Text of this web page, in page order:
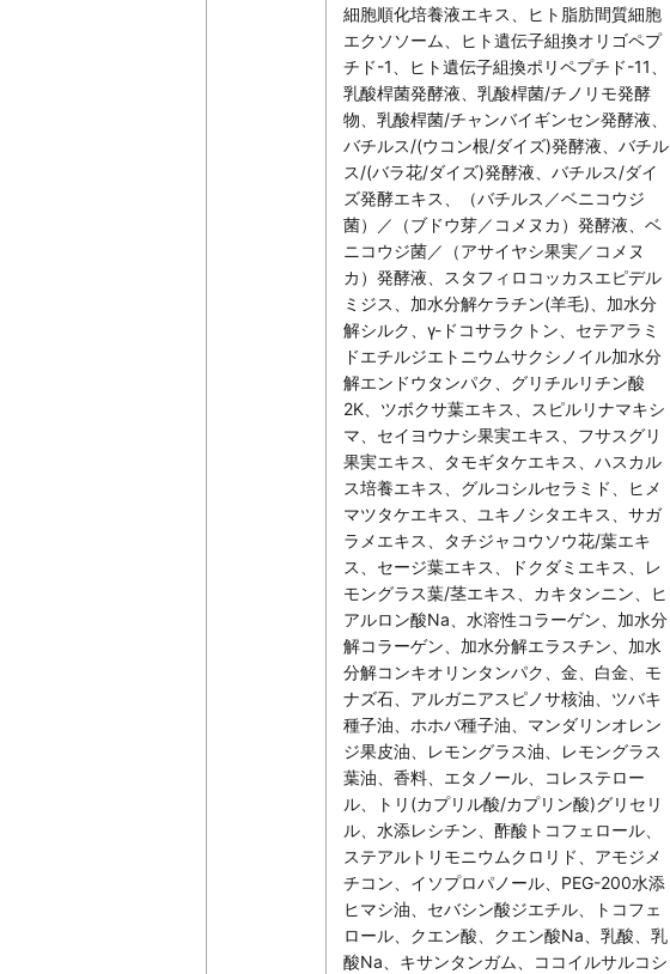
細胞順化培養液エキス、ヒト脂肪間質細胞
エクソソーム、ヒト遺伝子組換オリゴペプ
チド-1、ヒト遺伝子組換ポリペプチド-11、
乳酸桿菌発酵液、乳酸桿菌/チノリモ発酵
物、乳酸桿菌/チャンバイギンセン発酵液、
バチルス/(ウコン根/ダイズ)発酵液、バチル
ス/(バラ花/ダイズ)発酵液、バチルス/ダイ
ズ発酵エキス、（バチルス／ベニコウジ
菌）／（ブドウ芽／コメヌカ）発酵液、ベ
ニコウジ菌／（アサイヤシ果実／コメヌ
カ）発酵液、スタフィロコッカスエピデル
ミジス、加水分解ケラチン(羊毛)、加水分
解シルク、γ-ドコサラクトン、セテアラミ
ドエチルジエトニウムサクシノイル加水分
解エンドウタンパク、グリチルリチン酸
2K、ツボクサ葉エキス、スピルリナマキシ
マ、セイヨウナシ果実エキス、フサスグリ
果実エキス、タモギタケエキス、ハスカル
ス培養エキス、グルコシルセラミド、ヒメ
マツタケエキス、ユキノシタエキス、サガ
ラメエキス、タチジャコウソウ花/葉エキ
ス、セージ葉エキス、ドクダミエキス、レ
モングラス葉/茎エキス、カキタンニン、ヒ
アルロン酸Na、水溶性コラーゲン、加水分
解コラーゲン、加水分解エラスチン、加水
分解コンキオリンタンパク、金、白金、モ
ナズ石、アルガニアスピノサ核油、ツバキ
種子油、ホホバ種子油、マンダリンオレン
ジ果皮油、レモングラス油、レモングラス
葉油、香料、エタノール、コレステロー
ル、トリ(カプリル酸/カプリン酸)グリセリ
ル、水添レシチン、酢酸トコフェロール、
ステアルトリモニウムクロリド、アモジメ
チコン、イソプロパノール、PEG-200水添
ヒマシ油、セバシン酸ジエチル、トコフェ
ロール、クエン酸、クエン酸Na、乳酸、乳
酸Na、キサンタンガム、ココイルサルコシ